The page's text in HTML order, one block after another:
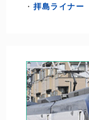
・拝島ライナー